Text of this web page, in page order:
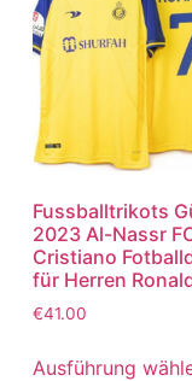
Fussballtrikots
2023 Al-Nassr
Cristiano
für Herren
€41.00
Ausführung